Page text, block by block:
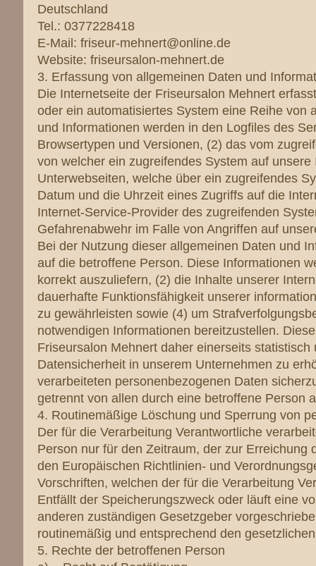
Deutschland
Tel.: 0377228418
E-Mail: friseur-mehnert@online.de
Website: friseursalon-mehnert.de
3. Erfassung von allgemeinen Daten und
Die Internetseite der Friseursalon Mehnert
oder ein automatisiertes System eine Reihe von
und Informationen werden in den Logfiles des
Browsertypen und Versionen, (2) das vom
von welcher ein zugreifendes System auf
Unterwebseiten, welche über ein zugreifendes
Datum und die Uhrzeit eines Zugriffs auf die
Internet-Service-Provider des zugreifenden
Gefahrenabwehr im Falle von Angriffen auf
Bei der Nutzung dieser allgemeinen Daten und
auf die betroffene Person. Diese Informationen
korrekt auszuliefern, (2) die Inhalte unserer
dauerhafte Funktionsfähigkeit unserer
zu gewährleisten sowie (4) um
notwendigen Informationen bereitzustellen.
Friseursalon Mehnert daher einerseits
Datensicherheit in unserem Unternehmen zu
verarbeiteten personenbezogenen Daten
getrennt von allen durch eine betroffene Person
4. Routinemäßige Löschung und Sperrung von
Der für die Verarbeitung Verantwortliche
Person nur für den Zeitraum, der zur
den Europäischen Richtlinien- und
Vorschriften, welchen der für die Verarbeitung
Entfällt der Speicherungszweck oder läuft eine
anderen zuständigen Gesetzgeber
routinemäßig und entsprechend den
5. Rechte der betroffenen Person